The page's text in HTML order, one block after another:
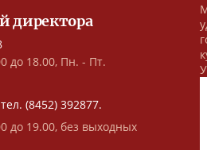
директора
до 18.00, Пн. - Пт.
(8452) 392877.
до 19.00, без выходных